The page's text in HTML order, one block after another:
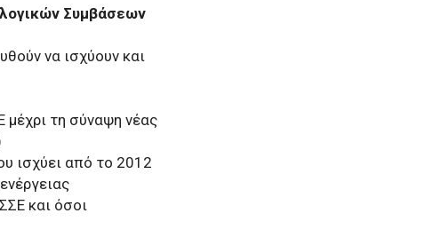
Συμβάσεων
να ισχύουν και
μέχρι τη σύναψη νέας
ισχύει από το 2012
και όσοι